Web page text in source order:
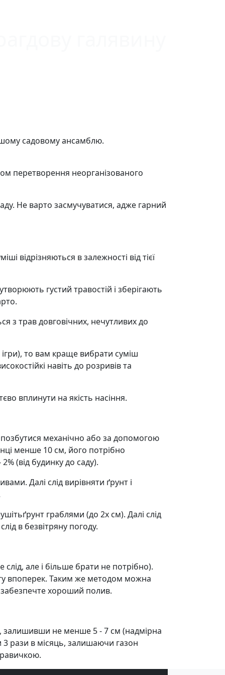
садовому ансамблю.
перетворення неорганізованого
Не варто засмучуватися, адже гарний
відрізняються в залежності від тієї
густий травостій і зберігають
з трав довговічних, нечутливих до
ігри), то вам краще вибрати суміш
навіть до розривів та
вплинути на якість насіння.
позбутися механічно або за допомогою
менше 10 см, його потрібно
(від будинку до саду).
Далі слід вирівняти ґрунт і
граблями (до 2х см). Далі слід
в безвітряну погоду.
але і більше брати не потрібно).
впоперек. Таким же методом можна
хороший полив.
залишивши не менше 5 - 7 см (надмірна
рази в місяць, залишаючи газон